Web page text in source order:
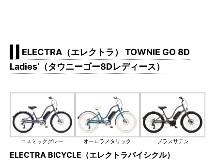
ELECTRA（エレクトラ） TOWNIE GO 8D
Ladies’（タウニーゴー8Dレディース）
コスミックグレー オーロラメタリック ブラスサテン
ELECTRA BICYCLE（エレクトラバイシクル）